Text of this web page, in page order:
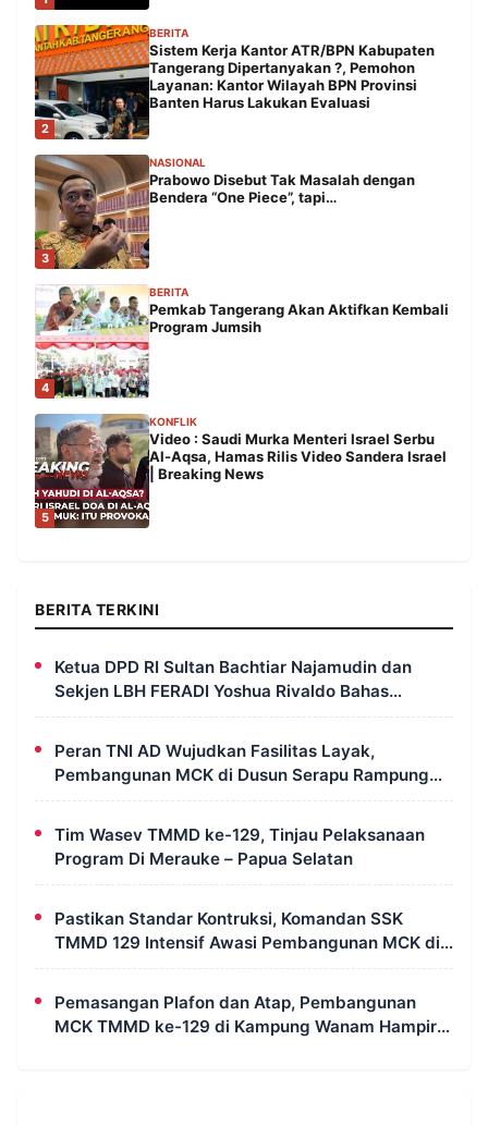
2
BERITA
Sistem Kerja Kantor ATR/BPN Kabupaten
Tangerang Dipertanyakan ?, Pemohon
Layanan: Kantor Wilayah BPN Provinsi
Banten Harus Lakukan Evaluasi
3
NASIONAL
Prabowo Disebut Tak Masalah dengan
Bendera “One Piece”, tapi…
4
BERITA
Pemkab Tangerang Akan Aktifkan Kembali
Program Jumsih
5
KONFLIK
Video : Saudi Murka Menteri Israel Serbu
Al-Aqsa, Hamas Rilis Video Sandera Israel
| Breaking News
BERITA TERKINI
Ketua DPD RI Sultan Bachtiar Najamudin dan
Sekjen LBH FERADI Yoshua Rivaldo Bahas
Geopolitik dan Supremasi Hukum
Peran TNI AD Wujudkan Fasilitas Layak,
Pembangunan MCK di Dusun Serapu Rampung
Dikerjakan
Tim Wasev TMMD ke-129, Tinjau Pelaksanaan
Program Di Merauke – Papua Selatan
Pastikan Standar Kontruksi, Komandan SSK
TMMD 129 Intensif Awasi Pembangunan MCK di
Wanam
Pemasangan Plafon dan Atap, Pembangunan
MCK TMMD ke-129 di Kampung Wanam Hampir